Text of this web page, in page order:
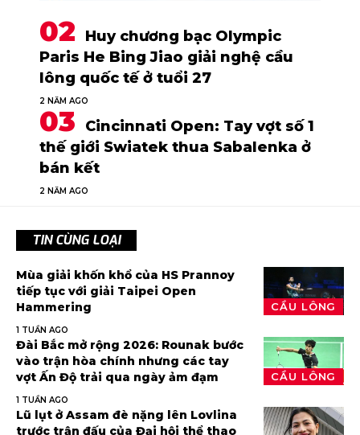
Huy chương bạc Olympic
Paris He Bing Jiao giải nghệ cầu
lông quốc tế ở tuổi 27
2 NĂM AGO
Cincinnati Open: Tay vợt số 1
thế giới Swiatek thua Sabalenka ở
bán kết
2 NĂM AGO
TIN CÙNG LOẠI
CẦU LÔNG
Mùa giải khốn khổ của HS Prannoy
tiếp tục với giải Taipei Open
Hammering
1 TUẦN AGO
CẦU LÔNG
Đài Bắc mở rộng 2026: Rounak bước
vào trận hòa chính nhưng các tay
vợt Ấn Độ trải qua ngày ảm đạm
1 TUẦN AGO
Lũ lụt ở Assam đè nặng lên Lovlina
trước trận đấu của Đại hội thể thao